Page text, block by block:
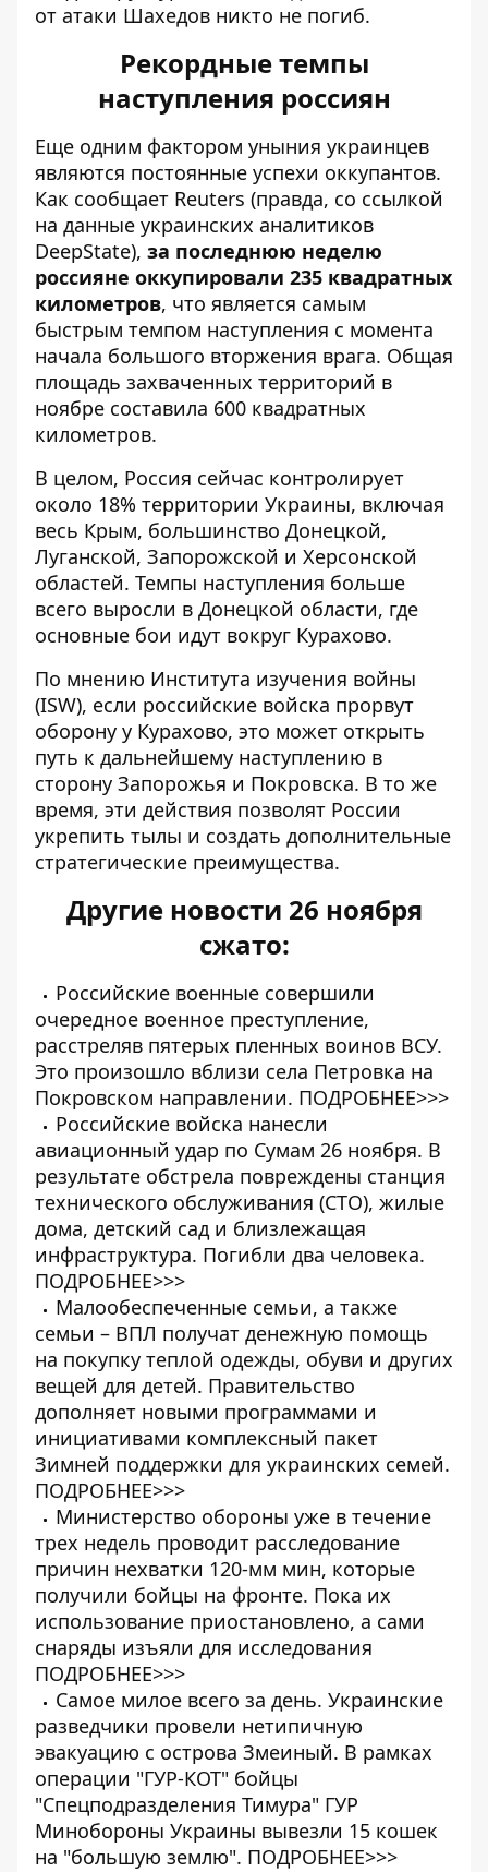
от атаки Шахедов никто не погиб.
Рекордные темпы
наступления россиян
Еще одним фактором уныния украинцев
являются постоянные успехи оккупантов.
Как сообщает Reuters (правда, со ссылкой
на данные украинских аналитиков
DeepState), за последнюю неделю
россияне оккупировали 235 квадратных
километров, что является самым
быстрым темпом наступления с момента
начала большого вторжения врага. Общая
площадь захваченных территорий в
ноябре составила 600 квадратных
километров.
В целом, Россия сейчас контролирует
около 18% территории Украины, включая
весь Крым, большинство Донецкой,
Луганской, Запорожской и Херсонской
областей. Темпы наступления больше
всего выросли в Донецкой области, где
основные бои идут вокруг Курахово.
По мнению Института изучения войны
(ISW), если российские войска прорвут
оборону у Курахово, это может открыть
путь к дальнейшему наступлению в
сторону Запорожья и Покровска. В то же
время, эти действия позволят России
укрепить тылы и создать дополнительные
стратегические преимущества.
Другие новости 26 ноября
сжато:
Российские военные совершили
очередное военное преступление,
расстреляв пятерых пленных воинов ВСУ.
Это произошло вблизи села Петровка на
Покровском направлении. ПОДРОБНЕЕ>>>
Российские войска нанесли
авиационный удар по Сумам 26 ноября. В
результате обстрела повреждены станция
технического обслуживания (СТО), жилые
дома, детский сад и близлежащая
инфраструктура. Погибли два человека.
ПОДРОБНЕЕ>>>
Малообеспеченные семьи, а также
семьи – ВПЛ получат денежную помощь
на покупку теплой одежды, обуви и других
вещей для детей. Правительство
дополняет новыми программами и
инициативами комплексный пакет
Зимней поддержки для украинских семей.
ПОДРОБНЕЕ>>>
Министерство обороны уже в течение
трех недель проводит расследование
причин нехватки 120-мм мин, которые
получили бойцы на фронте. Пока их
использование приостановлено, а сами
снаряды изъяли для исследования
ПОДРОБНЕЕ>>>
Самое милое всего за день. Украинские
разведчики провели нетипичную
эвакуацию с острова Змеиный. В рамках
операции "ГУР-КОТ" бойцы
"Спецподразделения Тимура" ГУР
Минобороны Украины вывезли 15 кошек
на "большую землю". ПОДРОБНЕЕ>>>